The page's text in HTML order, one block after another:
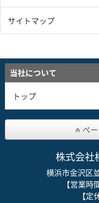
サイトマップ
当社について
トップ
ペ
株式会社
横浜市金沢区
【営業
【